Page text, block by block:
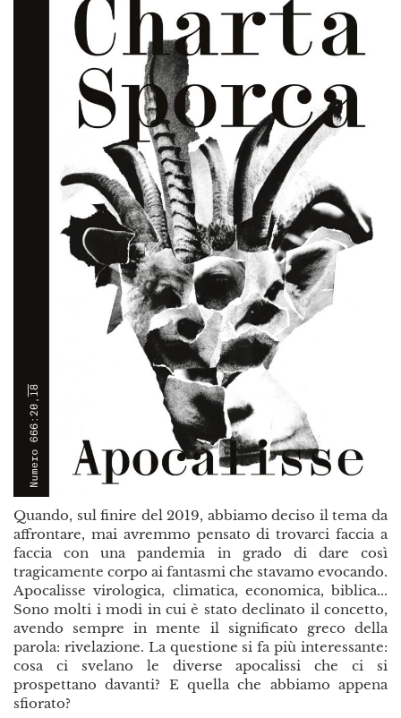
Quando, sul finire del 2019, abbiamo deciso il tema da
affrontare, mai avremmo pensato di trovarci faccia a
faccia con una pandemia in grado di dare così
tragicamente corpo ai fantasmi che stavamo evocando.
Apocalisse virologica, climatica, economica, biblica...
Sono molti i modi in cui è stato declinato il concetto,
avendo sempre in mente il significato greco della
parola: rivelazione. La questione si fa più interessante:
cosa ci svelano le diverse apocalissi che ci si
prospettano davanti? E quella che abbiamo appena
sfiorato?